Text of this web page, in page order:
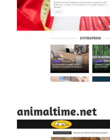
animaltime.net